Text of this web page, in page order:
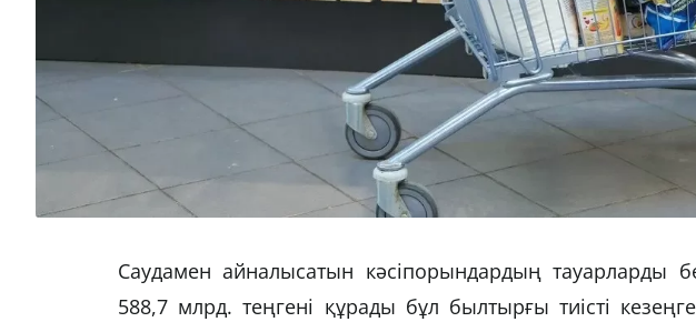
Саудамен айналысатын кәсіпорындардың тауарларды
588,7 млрд. теңгені құрады бұл былтырғы тиісті